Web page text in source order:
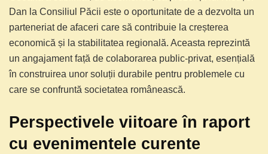
Dan la Consiliul Păcii este o oportunitate de a dezvolta un
parteneriat de afaceri care să contribuie la creșterea
economică și la stabilitatea regională. Aceasta reprezintă
un angajament față de colaborarea public-privat, esențială
în construirea unor soluții durabile pentru problemele cu
care se confruntă societatea românească.
Perspectivele viitoare în raport
cu evenimentele curente